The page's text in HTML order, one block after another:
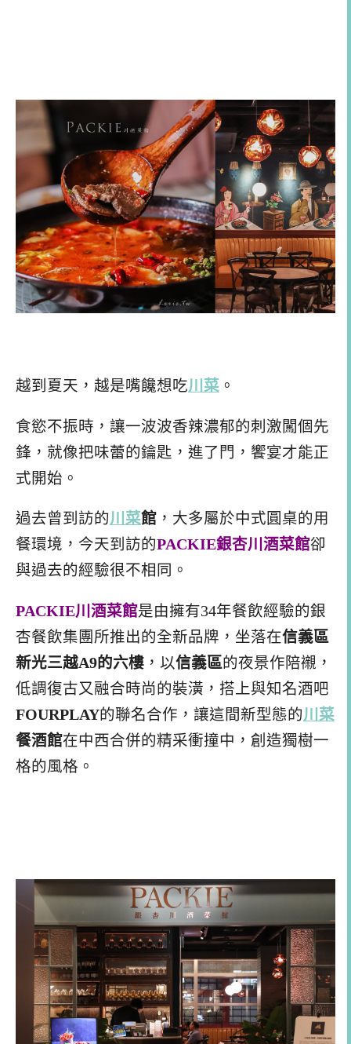
越到夏天，越是嘴饞想吃川菜 。
食慾不振時，讓一波波香辣濃郁的刺激闖個先
鋒，就像把味蕾的鑰匙，進了門，饗宴才能正
式開始。
過去曾到訪的川菜館 ，大多屬於中式圓桌的用
餐環境，今天到訪的PACKIE銀杏川酒菜館卻
與過去的經驗很不相同。
PACKIE川酒菜館是由擁有34年餐飲經驗的銀
杏餐飲集團所推出的全新品牌，坐落在信義區
新光三越A9的六樓 ，以信義區的夜景作陪襯，
低調復古又融合時尚的裝潢，搭上與知名酒吧
FOURPLAY的聯名合作，讓這間新型態的川菜
餐酒館在中西合併的精采衝撞中，創造獨樹一
格的風格。